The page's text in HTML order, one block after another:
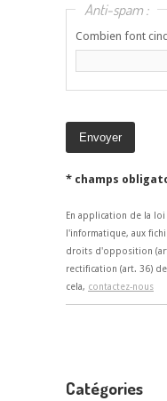
Anti-spam :
Combien font
* champs
En application de la loi
l'informatique, aux
droits d'opposition
rectification (art. 36)
cela, contactez-nous
Catégories